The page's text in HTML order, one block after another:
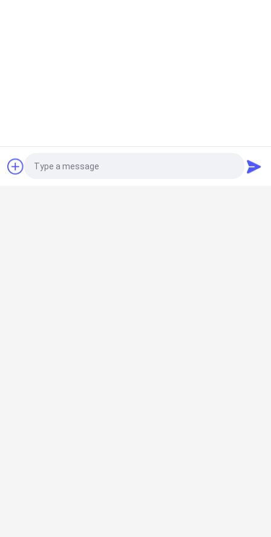
건조 얼음 호스 기술 의 미래